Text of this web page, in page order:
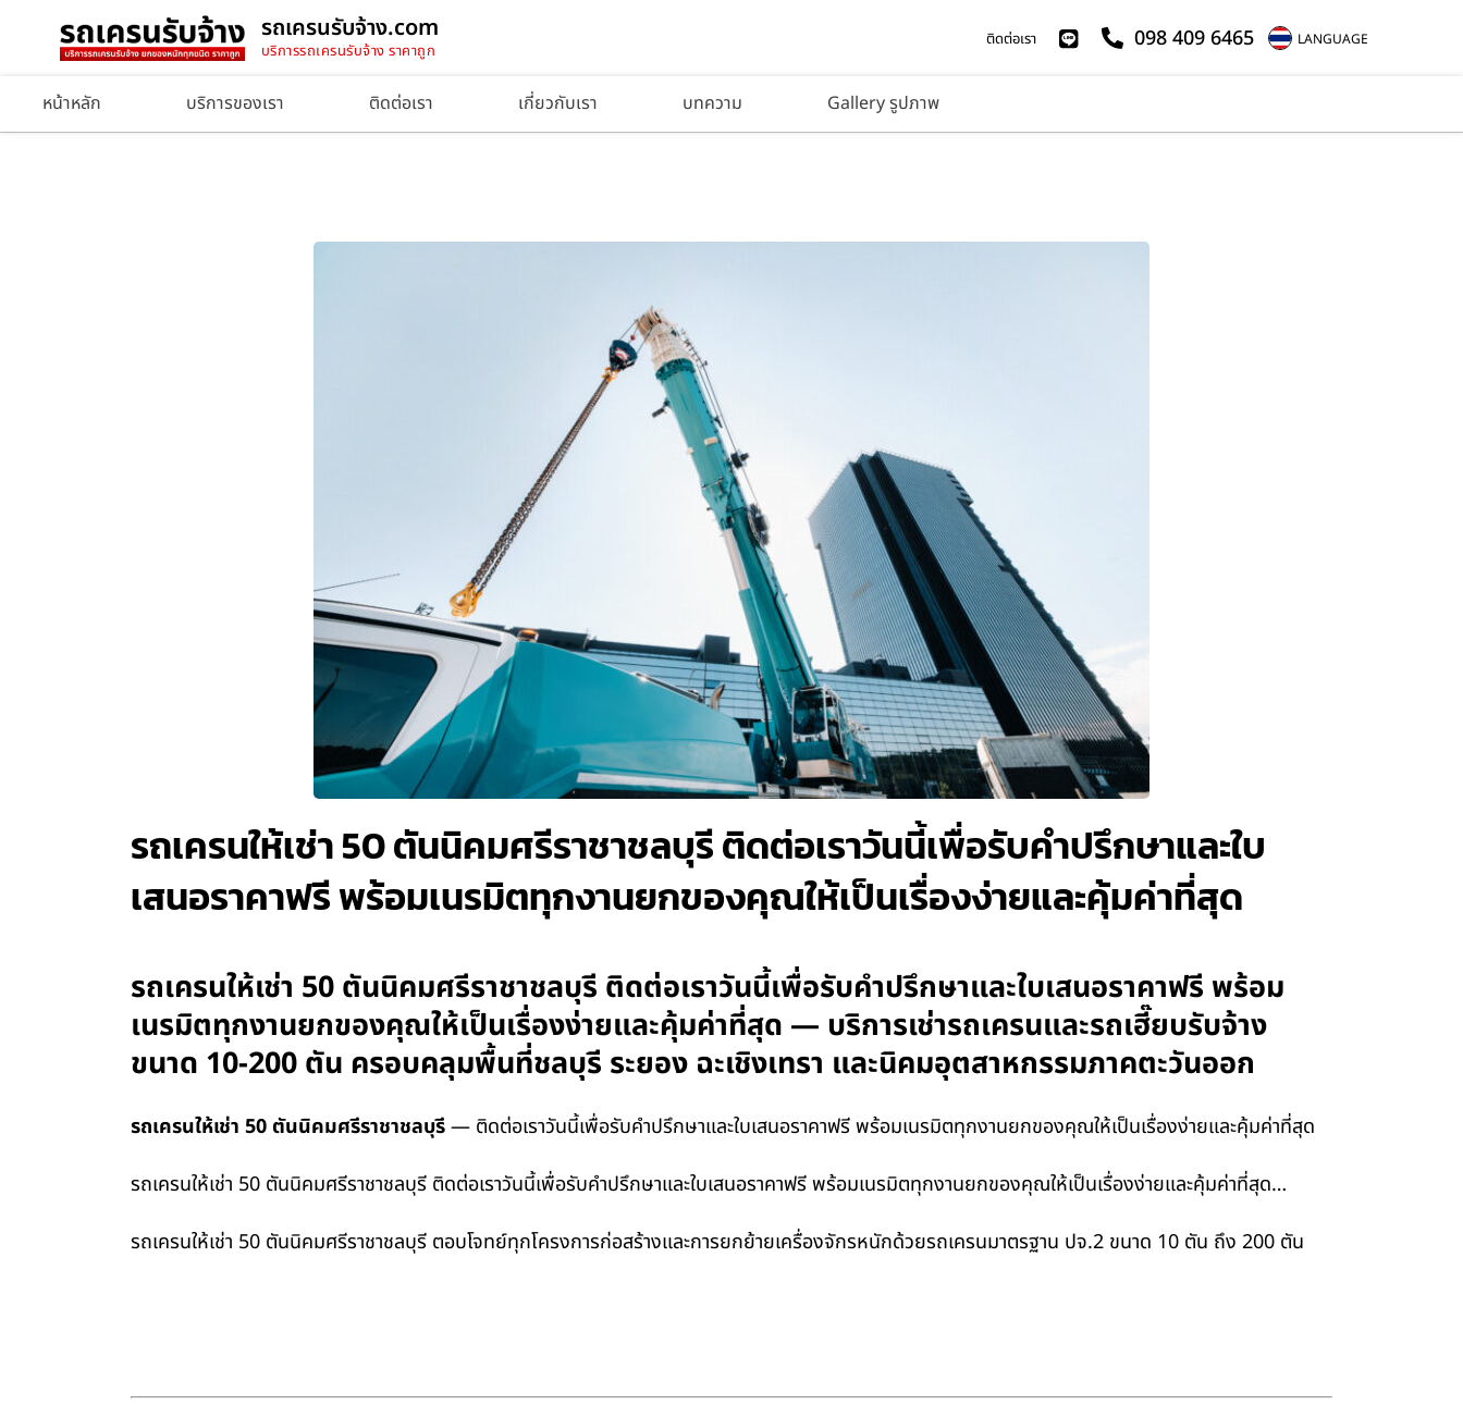
รถเครนรับจ้าง.com
บริการรถเครนรับจ้าง ราคาถูก
ติดต่อเรา 098 409 6465 LANGUAGE
หน้าหลัก บริการของเรา ติดต่อเรา เกี่ยวกับเรา บทความ Gallery รูปภาพ
รถเครนให้เช่า 50 ตันนิคมศรีราชาชลบุรี ติดต่อเราวันนี้เพื่อรับคำปรึกษาและใบ
เสนอราคาฟรี พร้อมเนรมิตทุกงานยกของคุณให้เป็นเรื่องง่ายและคุ้มค่าที่สุด
รถเครนให้เช่า 50 ตันนิคมศรีราชาชลบุรี ติดต่อเราวันนี้เพื่อรับคำปรึกษาและใบเสนอราคาฟรี พร้อม
เนรมิตทุกงานยกของคุณให้เป็นเรื่องง่ายและคุ้มค่าที่สุด — บริการเช่ารถเครนและรถเฮี๊ยบรับจ้าง
ขนาด 10-200 ตัน ครอบคลุมพื้นที่ชลบุรี ระยอง ฉะเชิงเทรา และนิคมอุตสาหกรรมภาคตะวันออก
รถเครนให้เช่า 50 ตันนิคมศรีราชาชลบุรี— ติดต่อเราวันนี้เพื่อรับคำปรึกษาและใบเสนอราคาฟรี พร้อมเนรมิตทุกงานยกของคุณให้เป็นเรื่องง่ายและคุ้มค่าที่สุด
รถเครนให้เช่า 50 ตันนิคมศรีราชาชลบุรี ติดต่อเราวันนี้เพื่อรับคำปรึกษาและใบเสนอราคาฟรี พร้อมเนรมิตทุกงานยกของคุณให้เป็นเรื่องง่ายและคุ้มค่าที่สุด…
รถเครนให้เช่า 50 ตันนิคมศรีราชาชลบุรี ตอบโจทย์ทุกโครงการก่อสร้างและการยกย้ายเครื่องจักรหนักด้วยรถเครนมาตรฐาน ปจ.2 ขนาด 10 ตัน ถึง 200 ตัน